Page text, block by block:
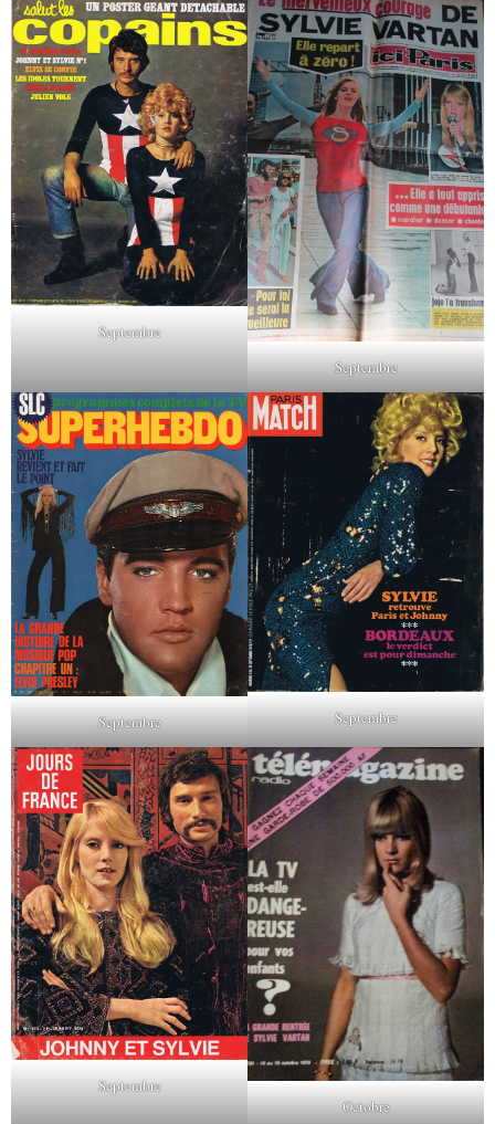
Septembre
Septembre
Septembre Septembre
Septembre
Octobre